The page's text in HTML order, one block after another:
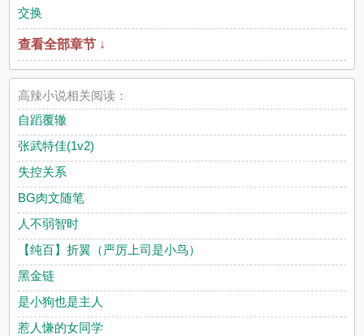
交换
查看全部章节 ↓
高辣小说相关阅读：
自蹈覆辙
张武特佳(1v2)
失控关系
BG肉文随笔
人不弱智时
【纯百】折翼（严厉上司是小鸟）
黑金链
是小狗也是主人
惹人慊的女同学